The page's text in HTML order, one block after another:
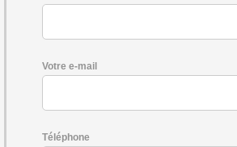
Votre e-mail
Téléphone